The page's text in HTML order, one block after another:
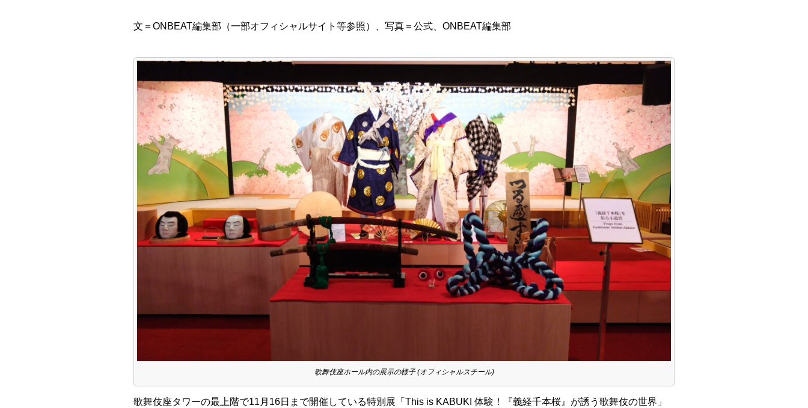
文＝ONBEAT編集部（一部オフィシャルサイト等参照）、写真＝公式、ONBEAT編集部
歌舞伎座ホール内の展示の様子 (オフィシャルスチール)
歌舞伎座タワーの最上階で11月16日まで開催している特別展「This is KABUKI 体験！『義経千本桜』が誘う歌舞伎の世界」